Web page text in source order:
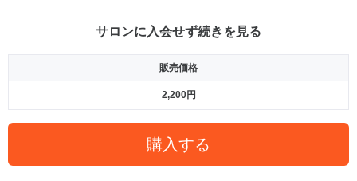
サロンに入会せず続きを見る
販売価格
2,200円
購入する